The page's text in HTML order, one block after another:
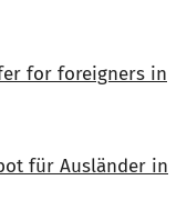
for foreigners in
für Ausländer in